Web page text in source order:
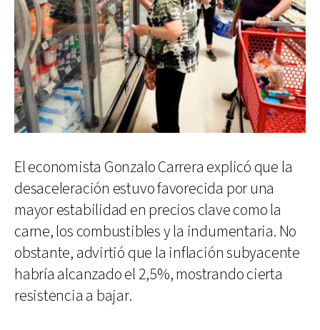
El economista Gonzalo Carrera explicó que la
desaceleración estuvo favorecida por una
mayor estabilidad en precios clave como la
carne, los combustibles y la indumentaria. No
obstante, advirtió que la inflación subyacente
habría alcanzado el 2,5%, mostrando cierta
resistencia a bajar.